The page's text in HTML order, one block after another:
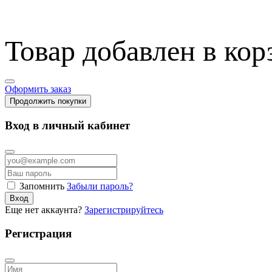
Товар добавлен в
Оформить заказ
Продолжить покупки
Вход в личный кабинет
Запомнить Забыли пароль?
Вход
Еще нет аккаунта? Зарегистрируйтесь
Регистрация